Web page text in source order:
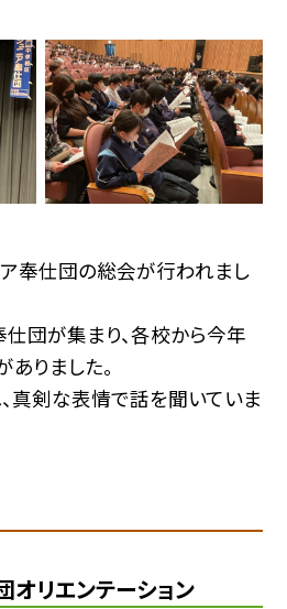
ア奉仕団の総会が行われまし
団が集まり、各校から今年
りました。
真剣な表情で話を聞いていま
オリエンテーション